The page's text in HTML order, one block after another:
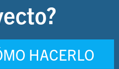
HACERLO